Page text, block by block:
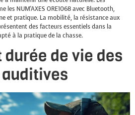
les NUM'AXES ORE1068 avec Bluetooth,
et pratique. La mobilité, la résistance aux
des facteurs essentiels dans la
à la pratique de la chasse.
de vie des